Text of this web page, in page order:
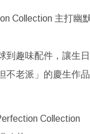
Collection 主打幽
到趣味配件，讓生
不老派」的慶生作品
Collection